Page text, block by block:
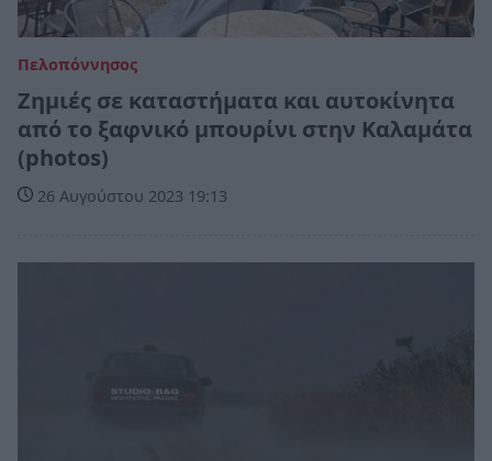
Πελοπόννησος
Ζημιές σε καταστήματα και αυτοκίνητα
από το ξαφνικό μπουρίνι στην Καλαμάτα
(photos)
26 Αυγούστου 2023 19:13